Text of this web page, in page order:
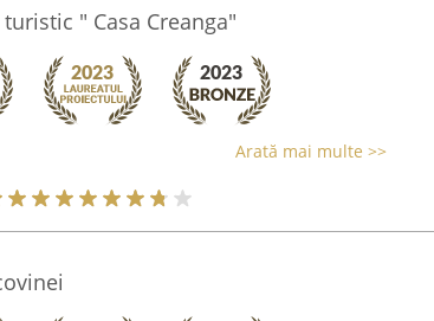
" Casa Creanga"
Arată mai multe >>